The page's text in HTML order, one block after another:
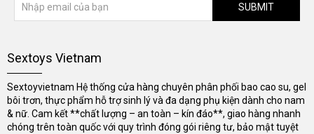
SUBMIT
Sextoys Vietnam
Sextoyvietnam Hệ thống cửa hàng chuyên phân phối bao cao su, gel
bôi trơn, thực phẩm hỗ trợ sinh lý và đa dạng phụ kiện dành cho nam
& nữ. Cam kết **chất lượng – an toàn – kín đáo**, giao hàng nhanh
chóng trên toàn quốc với quy trình đóng gói riêng tư, bảo mật tuyệt